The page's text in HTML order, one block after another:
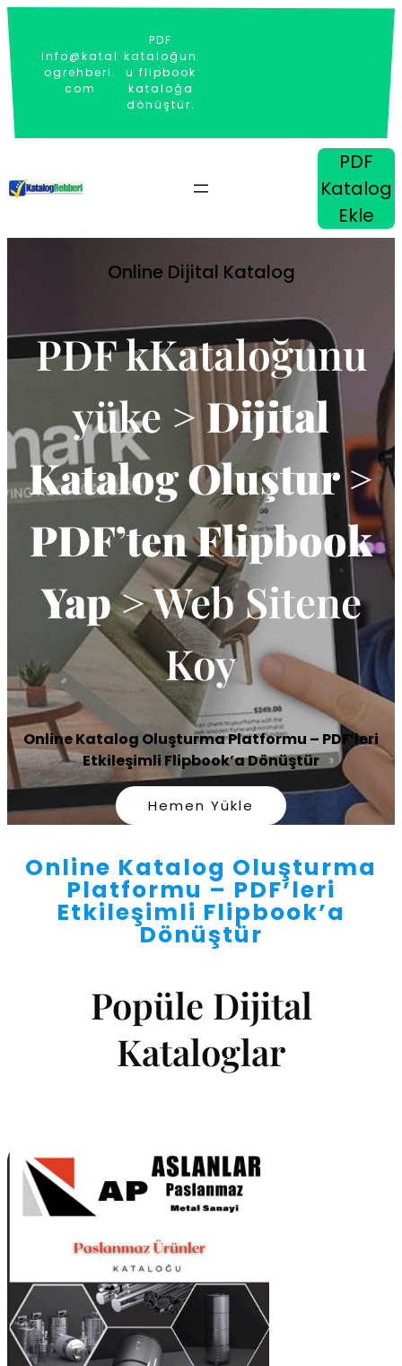
İçeriğe
geç
info@katal
ogrehberi.
com
PDF
kataloğun
u flipbook
kataloğa
dönüştür.
PDF
Katalog
Ekle
Online Dijital Katalog
PDF kKataloğunu
yüke >Dijital
Katalog Oluştur >
PDF’ten Flipbook
Yap> Web Sitene
Koy
Online Katalog Oluşturma Platformu – PDF’leri
Etkileşimli Flipbook’a Dönüştür
Hemen Yükle
Online Katalog Oluşturma
Platformu – PDF’leri
Etkileşimli Flipbook’a
Dönüştür
Popüle Dijital
Kataloglar